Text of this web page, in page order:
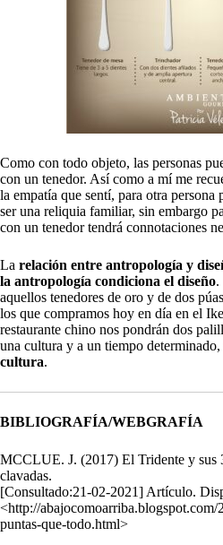
Como con todo objeto, las personas
con un tenedor. Así como a mí me
la empatía que sentí, para otra persona
ser una reliquia familiar, sin embargo
con un tenedor tendrá connotaciones
La relación entre antropología y
la antropología condiciona el diseño.
aquellos tenedores de oro y de dos
los que compramos hoy en día en el
restaurante chino nos pondrán dos
una cultura y a un tiempo determinado,
cultura.
BIBLIOGRAFÍA/WEBGRAFÍA
MCCLUE. J. (2017) El Tridente y sus
clavadas.
[Consultado:21-02-2021] Artículo.
<http://
puntas-que-todo.html>